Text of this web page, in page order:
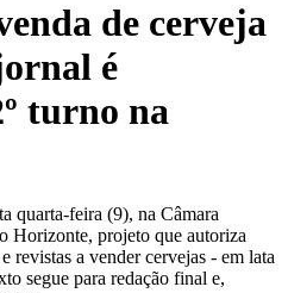
de cerveja
é
turno na
quarta-feira (9), na Câmara
Horizonte, projeto que autoriza
revistas a vender cervejas - em lata
segue para redação final e,